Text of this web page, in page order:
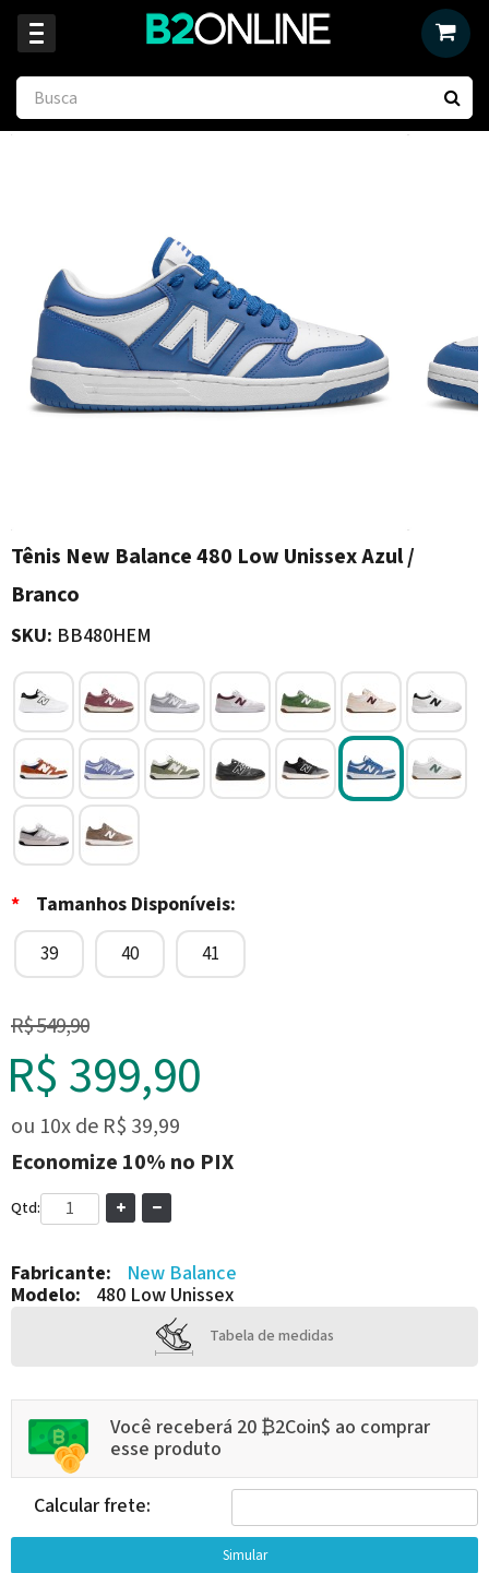
Tênis New Balance 480 Low Unissex Azul /
Branco
SKU: BB480HEM
* Tamanhos Disponíveis:
39 40 41
R$ 549,90
R$ 399,90
ou 10xde R$ 39,99
Economize 10% no PIX
Qtd:
Fabricante:
New Balance
Modelo:
480 Low Unissex
Tabela de medidas
Você receberá 20 ₿2Coin$ ao comprar
esse produto
Calcular frete: